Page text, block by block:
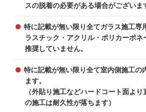
スの脱着の必要がある場合がございま
特に記載が無い限り全てガラス施工専
ラスチック・アクリル・ポリカーポネ
推奨していません。
特に記載が無い限り全て室内側施工の
ます。
（外貼り施工などハードコート面よ
の施工は耐久性が落ちます）